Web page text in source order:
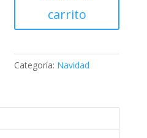
carrito
Categoría: Navidad